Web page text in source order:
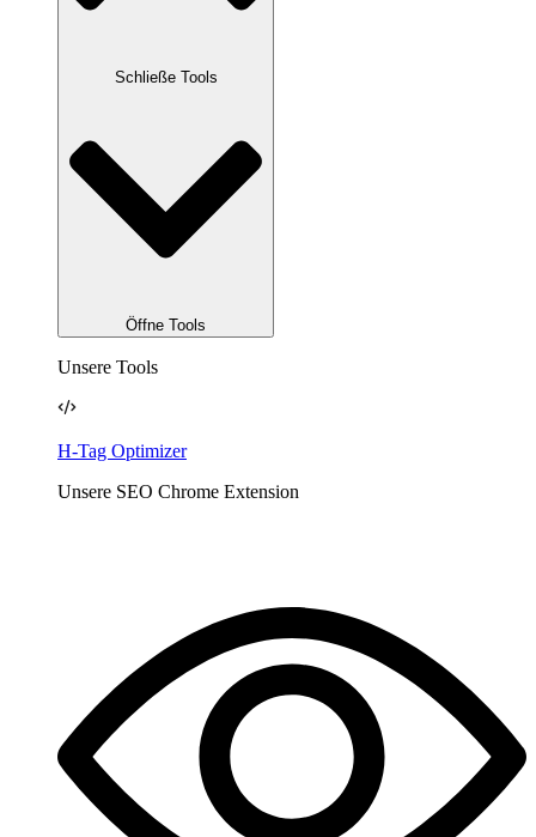
Schließe Tools
Öffne Tools
Unsere Tools
H-Tag Optimizer
Unsere SEO Chrome Extension